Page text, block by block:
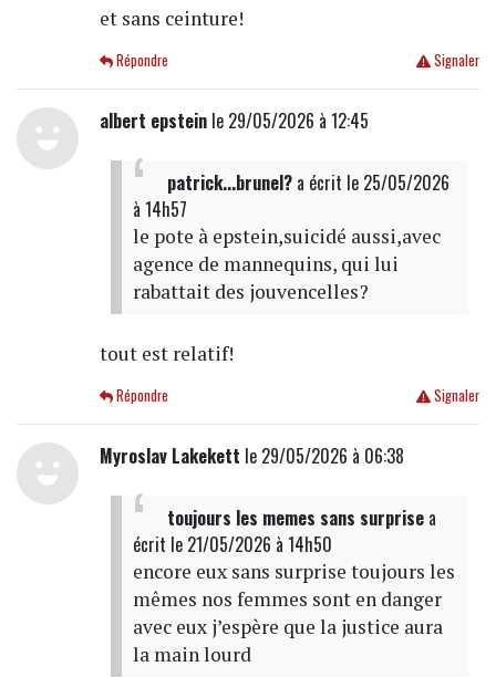
et sans ceinture!
Signaler
Répondre
albert epsteinle 29/05/2026 à 12:45
patrick...brunel?a écrit le 25/05/2026
à 14h57
le pote à epstein,suicidé aussi,avec
agence de mannequins, qui lui
rabattait des jouvencelles?
tout est relatif!
Signaler
Répondre
Myroslav Lakekett le 29/05/2026 à 06:38
toujours les memes sans surprisea
écrit le 21/05/2026 à 14h50
encore eux sans surprise toujours les
mêmes nos femmes sont en danger
avec eux j’espère que la justice aura
la main lourd